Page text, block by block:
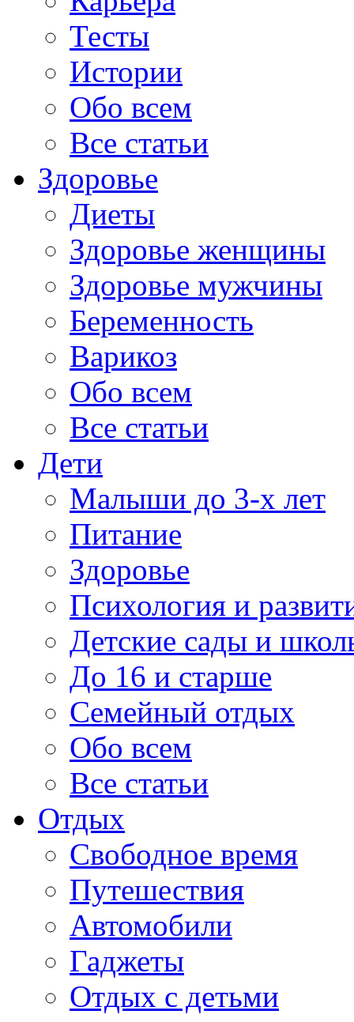
Тесты
Истории
Обо всем
Все статьи
Здоровье
Диеты
Здоровье женщины
Здоровье мужчины
Беременность
Варикоз
Обо всем
Все статьи
Дети
Малыши до 3-х лет
Питание
Здоровье
Психология и
Детские сады и
До 16 и старше
Семейный отдых
Обо всем
Все статьи
Отдых
Свободное время
Путешествия
Автомобили
Гаджеты
Отдых с детьми